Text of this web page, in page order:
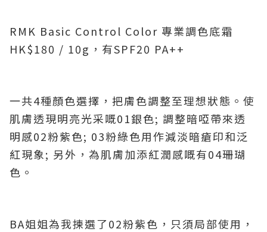
RMK Basic Control Color 專業調色底霜
HK$180 / 10g，有SPF20 PA++
一共4種顏色選擇，把膚色調整至理想狀態。使
肌膚透現明亮光采嘅01銀色; 調整暗啞帶來透
明感02粉紫色; 03粉綠色用作減淡暗瘡印和泛
紅現象; 另外，為肌膚加添紅潤感嘅有04珊瑚
色。
BA姐姐為我揀選了02粉紫色，只須局部使用，